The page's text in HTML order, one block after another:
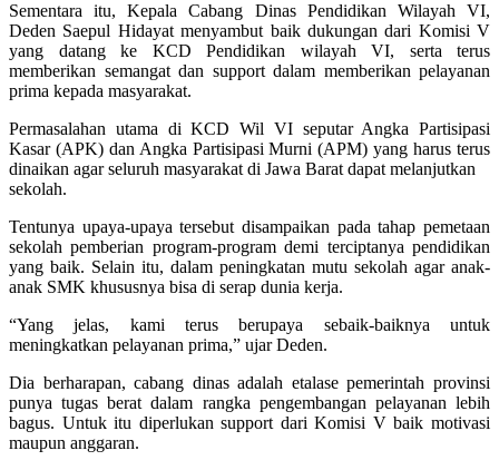
Sementara itu, Kepala Cabang Dinas Pendidikan Wilayah VI,
Deden Saepul Hidayat menyambut baik dukungan dari Komisi V
yang datang ke KCD Pendidikan wilayah VI, serta terus
memberikan semangat dan support dalam memberikan pelayanan
prima kepada masyarakat.
Permasalahan utama di KCD Wil VI seputar Angka Partisipasi
Kasar (APK) dan Angka Partisipasi Murni (APM) yang harus terus
dinaikan agar seluruh masyarakat di Jawa Barat dapat melanjutkan
sekolah.
Tentunya upaya-upaya tersebut disampaikan pada tahap pemetaan
sekolah pemberian program-program demi terciptanya pendidikan
yang baik. Selain itu, dalam peningkatan mutu sekolah agar anak-
anak SMK khususnya bisa di serap dunia kerja.
“Yang jelas, kami terus berupaya sebaik-baiknya untuk
meningkatkan pelayanan prima,” ujar Deden.
Dia berharapan, cabang dinas adalah etalase pemerintah provinsi
punya tugas berat dalam rangka pengembangan pelayanan lebih
bagus. Untuk itu diperlukan support dari Komisi V baik motivasi
maupun anggaran.